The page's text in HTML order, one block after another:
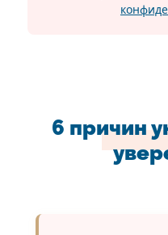
6 причин